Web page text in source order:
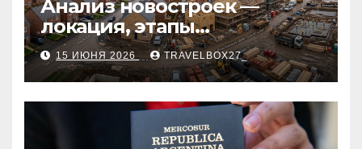
Анализ новостроек —
локация, этапы
строительства, проверка
застройщика, сценарии
оформления сделки и
рыночные ориентиры
15 ИЮНЯ 2026 TRAVELBOX27_